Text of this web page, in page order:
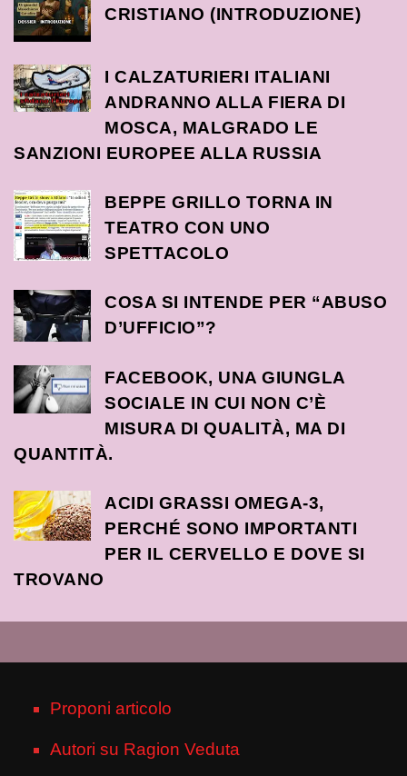
CRISTIANO (INTRODUZIONE)
I CALZATURIERI ITALIANI
ANDRANNO ALLA FIERA DI
MOSCA, MALGRADO LE
SANZIONI EUROPEE ALLA RUSSIA
BEPPE GRILLO TORNA IN
TEATRO CON UNO
SPETTACOLO
COSA SI INTENDE PER “ABUSO
D’UFFICIO”?
FACEBOOK, UNA GIUNGLA
SOCIALE IN CUI NON C’È
MISURA DI QUALITÀ, MA DI
QUANTITÀ.
ACIDI GRASSI OMEGA-3,
PERCHÉ SONO IMPORTANTI
PER IL CERVELLO E DOVE SI
TROVANO
Proponi articolo
Autori su Ragion Veduta